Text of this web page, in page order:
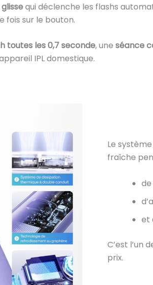
qui déclenche les flashs
fois sur le bouton.
toutes les 0,7 seconde, une séance
IPL domestique.
Le
fraîche
et
C’est l’un
prix.